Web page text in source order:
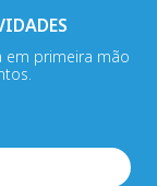
em primeira mão